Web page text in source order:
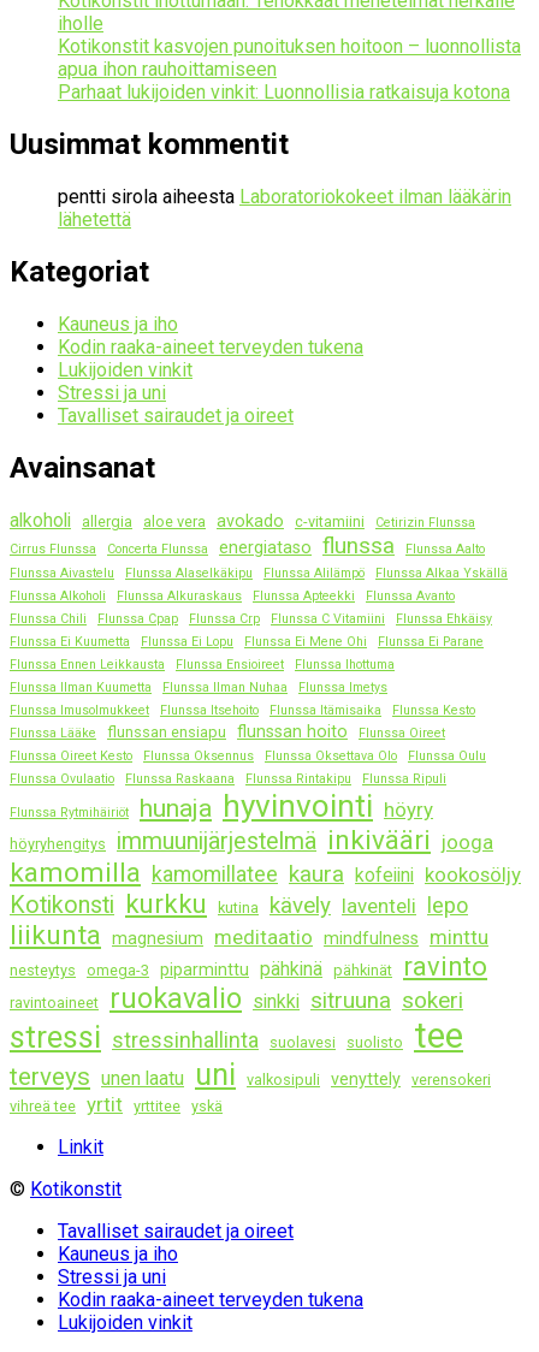
iholle
Kotikonstit kasvojen punoituksen hoitoon – luonnollista
apua ihon rauhoittamiseen
Parhaat lukijoiden vinkit: Luonnollisia ratkaisuja kotona
Uusimmat kommentit
pentti sirola aiheesta Laboratoriokokeet ilman lääkärin
lähetettä
Kategoriat
Kauneus ja iho
Kodin raaka-aineet terveyden tukena
Lukijoiden vinkit
Stressi ja uni
Tavalliset sairaudet ja oireet
Avainsanat
alkoholi allergia aloe vera avokado c-vitamiini
Cetirizin Flunssa
Cirrus Flunssa
Concerta Flunssa energiataso flunssa
Flunssa Aalto
Flunssa Aivastelu
Flunssa Alaselkäkipu Flunssa Alilämpö
Flunssa Alkaa Yskällä
Flunssa Alkoholi
Flunssa Alkuraskaus Flunssa Apteekki
Flunssa Avanto
Flunssa Chili
Flunssa Cpap Flunssa Crp Flunssa C Vitamiini
Flunssa Ehkäisy
Flunssa Ei Kuumetta
Flunssa Ei Lopu Flunssa Ei Mene Ohi
Flunssa Ei Parane
Flunssa Ennen Leikkausta
Flunssa Ensioireet
Flunssa Ihottuma
Flunssa Ilman Kuumetta
Flunssa Ilman Nuhaa
Flunssa Imetys
Flunssa Imusolmukkeet
Flunssa Itsehoito Flunssa Itämisaika
Flunssa Kesto
Flunssa Lääke
flunssan ensiapu flunssan hoito
Flunssa Oireet
Flunssa Oireet Kesto
Flunssa Oksennus Flunssa Oksettava Olo
Flunssa Oulu
Flunssa Ovulaatio
Flunssa Raskaana Flunssa Rintakipu Flunssa Ripuli
Flunssa Rytmihäiriöt hunaja hyvinvointi höyry
höyryhengitys immuunijärjestelmä inkivääri jooga
kamomilla kamomillatee kaura kofeiini kookosöljy
Kotikonsti kurkku kutina kävely laventeli lepo
liikunta magnesium meditaatio mindfulness minttu
nesteytys omega-3 piparminttu pähkinä pähkinät ravinto
ravintoaineet ruokavalio sinkki sitruuna sokeri
stressi stressinhallinta suolavesi suolisto tee
terveys unen laatu uni valkosipuli venyttely verensokeri
vihreä tee yrtit yrttitee yskä
Linkit
© Kotikonstit
Tavalliset sairaudet ja oireet
Kauneus ja iho
Stressi ja uni
Kodin raaka-aineet terveyden tukena
Lukijoiden vinkit